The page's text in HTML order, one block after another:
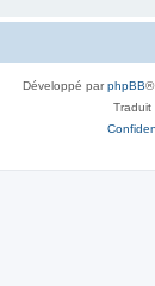
Développé parphpBB®
Traduit